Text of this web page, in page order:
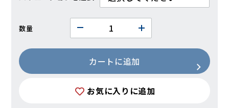
数量
カートに追加
お気に入りに追加